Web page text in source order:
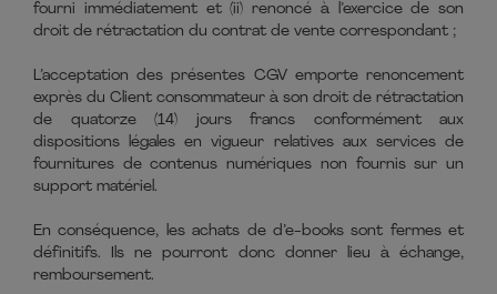
fourni immédiatement et (ii) renoncé à l’exercice de son
droit de rétractation du contrat de vente correspondant ;
L’acceptation des présentes CGV emporte renoncement
exprès du Client consommateur à son droit de rétractation
de quatorze (14) jours francs conformément aux
dispositions légales en vigueur relatives aux services de
fournitures de contenus numériques non fournis sur un
support matériel.
En conséquence, les achats de d’e-books sont fermes et
définitifs. Ils ne pourront donc donner lieu à échange,
remboursement.